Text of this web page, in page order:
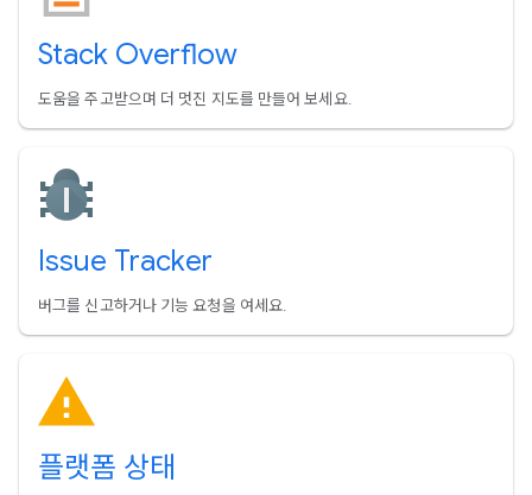
Stack Overflow
도움을 주고받으며 더 멋진 지도를 만들어 보세요.
Issue Tracker
버그를 신고하거나 기능 요청을 여세요.
플랫폼 상태